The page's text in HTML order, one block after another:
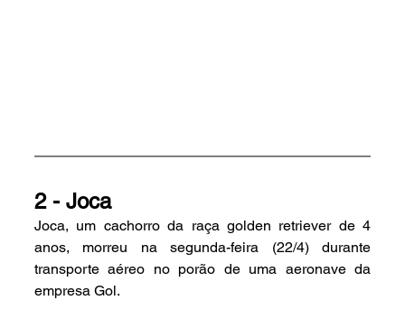
2 - Joca
Joca, um cachorro da raça golden retriever de 4
anos, morreu na segunda-feira (22/4) durante
transporte aéreo no porão de uma aeronave da
empresa Gol.